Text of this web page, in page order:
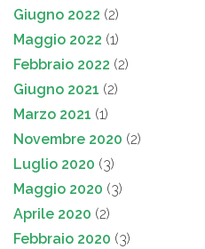
Giugno 2022 (2)
Maggio 2022 (1)
Febbraio 2022 (2)
Giugno 2021 (2)
Marzo 2021 (1)
Novembre 2020 (2)
Luglio 2020 (3)
Maggio 2020 (3)
Aprile 2020 (2)
Febbraio 2020 (3)